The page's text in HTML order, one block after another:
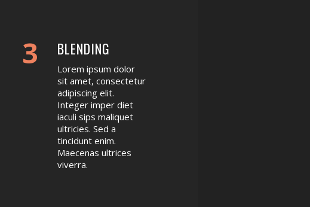
3 BLENDING
Lorem ipsum dolor
sit amet, consectetur
adipiscing elit.
Integer imper diet
iaculi sips maliquet
ultricies. Sed a
tincidunt enim.
Maecenas ultrices
viverra.